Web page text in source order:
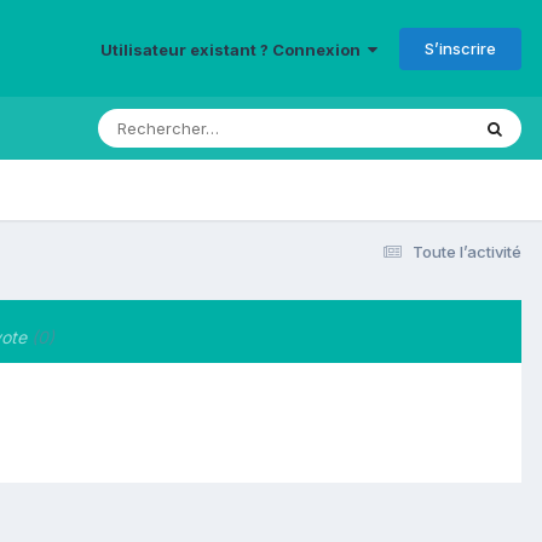
Utilisateur existant ? Connexion S’inscrire
Toute l’activité
(0)